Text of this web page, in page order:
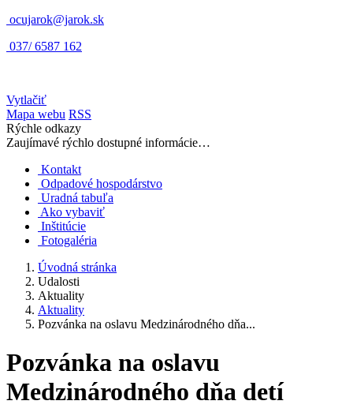
ocujarok@jarok.sk
037/ 6587 162
Vytlačiť
Mapa webu RSS
Rýchle odkazy
Zaujímavé rýchlo dostupné informácie…
Kontakt
Odpadové hospodárstvo
Uradná tabuľa
Ako vybaviť
Inštitúcie
Fotogaléria
Úvodná stránka
Udalosti
Aktuality
Aktuality
Pozvánka na oslavu Medzinárodného dňa...
Pozvánka na oslavu
Medzinárodného dňa detí